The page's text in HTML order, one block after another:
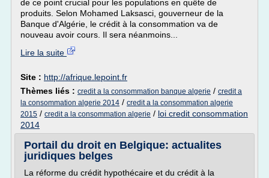
de ce point crucial pour les populations en quête de
produits. Selon Mohamed Laksasci, gouverneur de la
Banque d'Algérie, le crédit à la consommation va de
nouveau avoir cours. Il sera néanmoins...
Lire la suite
Site : http://afrique.lepoint.fr
Thèmes liés : credit a la consommation banque algerie / credit a
la consommation algerie 2014 / credit a la consommation algerie
2015 / credit a la consommation algerie / loi credit consommation
2014
Portail du droit en Belgique: actualites
juridiques belges
La réforme du crédit hypothécaire et du crédit à la